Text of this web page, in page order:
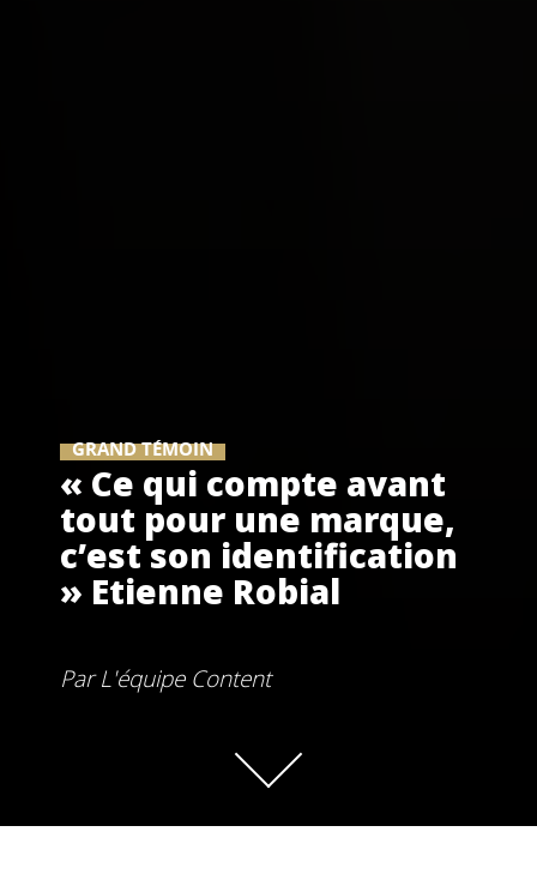
GRAND TÉMOIN
« Ce qui compte avant
tout pour une marque,
c’est son identification
» Etienne Robial
ParL'équipe Content